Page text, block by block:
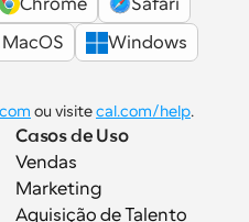
MacOS
Windows
ou visite cal.com/help.
Casos de Uso
Vendas
Marketing
Aquisição de Talento